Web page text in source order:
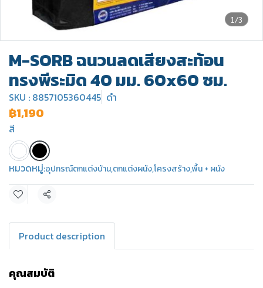
1/3
M-SORB ฉนวนลดเสียงสะท้อน
ทรงพีระมิด 40 มม. 60x60 ซม.
SKU : 8857105360445 ดำ
฿1,190
สี
หมวดหมู่:อุปกรณ์ตกแต่งบ้าน,ตกแต่งผนัง,โครงสร้าง,พื้น + ผนัง
แชร์
Product description
คุณสมบัติ